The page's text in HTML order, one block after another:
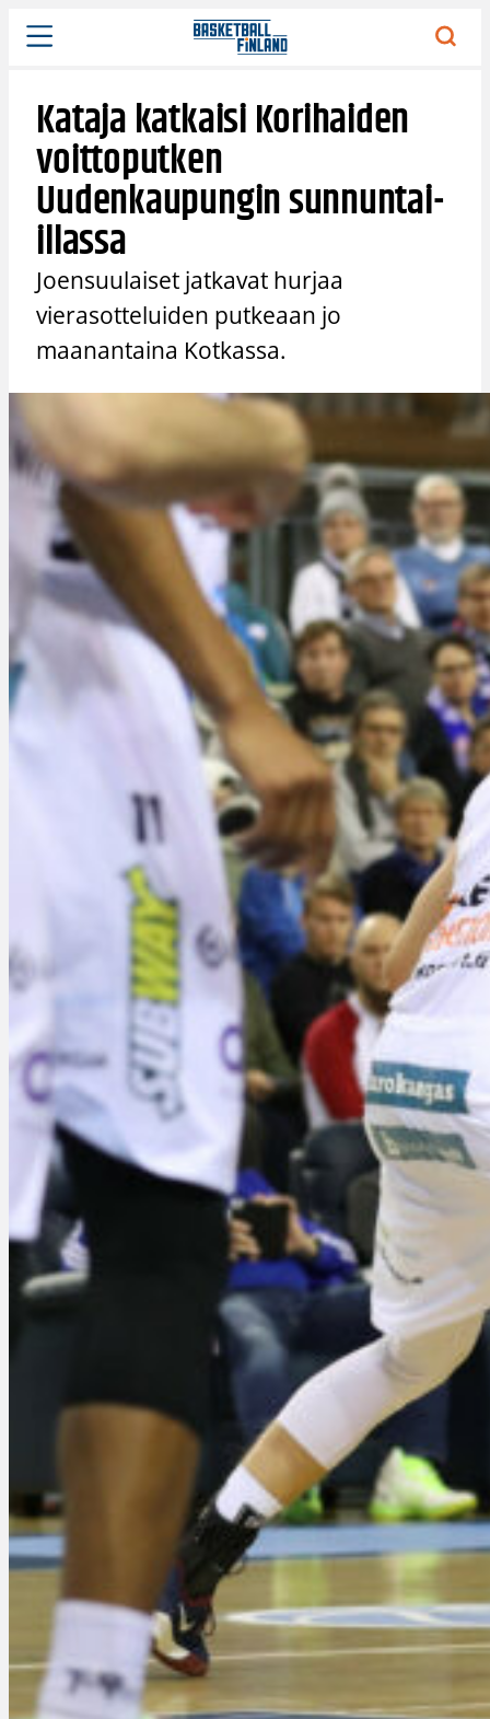
Siirry
sisältöön
Kataja katkaisi Korihaiden
voittoputken
Uudenkaupungin sunnuntai-
illassa
Joensuulaiset jatkavat hurjaa
vierasotteluiden putkeaan jo
maanantaina Kotkassa.